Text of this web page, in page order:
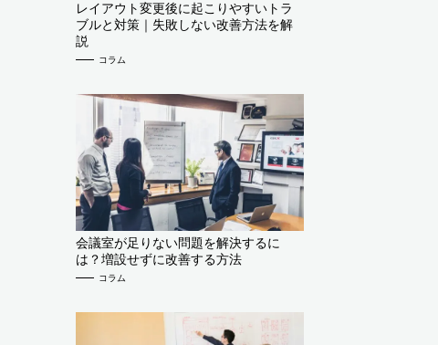
レイアウト変更後に起こりやすいトラ
ブルと対策｜失敗しない改善方法を解
説
コラム
会議室が足りない問題を解決するに
は？増設せずに改善する方法
コラム